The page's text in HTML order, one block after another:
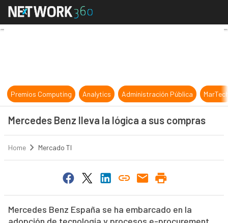
Mercedes Benz lleva la lógica a
Premios Computing Analytics Administración Pública
Mercedes Benz lleva la lógica a sus compras
Home Mercado TI
Mercedes Benz España se ha embarcado en la